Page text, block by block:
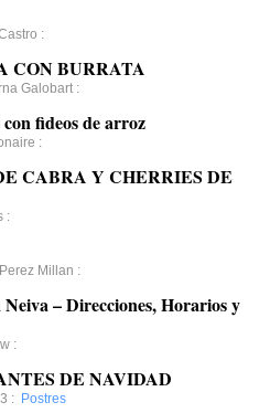
:
CON BURRATA
Galobart :
fideos de arroz
:
CABRA Y CHERRIES DE
:
Millan :
– Direcciones, Horarios y
:
DE NAVIDAD
: Postres